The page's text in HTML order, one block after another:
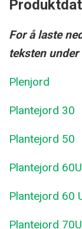
For å laste
teksten under
Plenjord
Plantejord 30
Plantejord 50
Plantejord 60U
Plantejord 60
Plantejord 70U